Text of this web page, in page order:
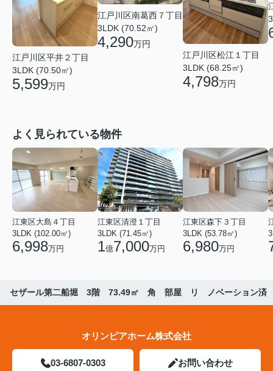
江戸川区平井２丁目
3LDK (70.50㎡)
5,599万円
江戸川区南葛西７丁目
3LDK (70.52㎡)
4,290万円
江戸川区松江１丁目
3LDK (68.25㎡)
4,798万円
よく見られている物件
江東区大島４丁目
3LDK (102.00㎡)
6,998万円
江東区清澄１丁目
3LDK (71.45㎡)
1億7,000万円
江東区森下３丁目
3LDK (53.78㎡)
6,980万円
セザール第二船堀 3階 73.49㎡ 角 部屋 リ ノベーション済
オリンピアホーム株式会社
03-6807-0303 お問い合わせ